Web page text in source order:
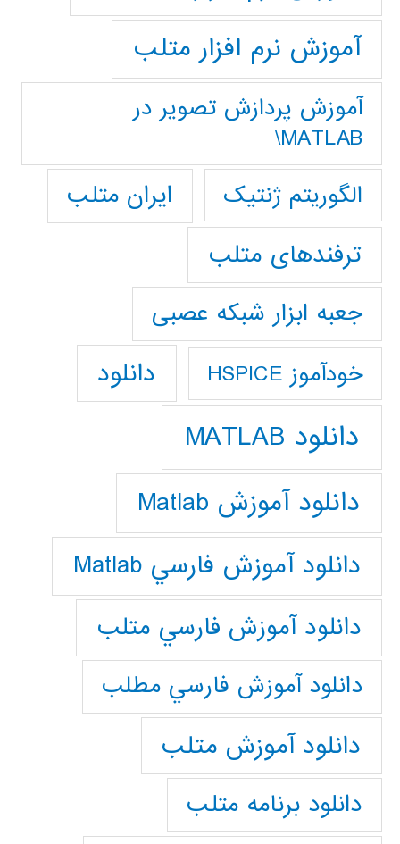
آموزش نرم افزار متلب
آموزش پردازش تصوير در
MATLAB\
الگوریتم ژنتیک
ایران متلب
ترفندهای متلب
جعبه ابزار شبکه عصبی
خودآموز HSPICE دانلود
دانلود MATLAB
دانلود آموزش Matlab
دانلود آموزش فارسي Matlab
دانلود آموزش فارسي متلب
دانلود آموزش فارسي مطلب
دانلود آموزش متلب
دانلود برنامه متلب